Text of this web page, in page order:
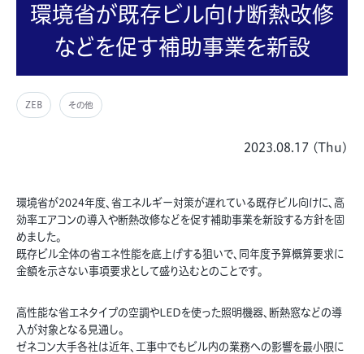
環境省が既存ビル向け断熱改修
などを促す補助事業を新設
ZEB その他
2023.08.17 (Thu)
環境省が2024年度、省エネルギー対策が遅れている既存ビル向けに、高
効率エアコンの導入や断熱改修などを促す補助事業を新設する方針を固
めました。
既存ビル全体の省エネ性能を底上げする狙いで、同年度予算概算要求に
金額を示さない事項要求として盛り込むとのことです。
高性能な省エネタイプの空調やLEDを使った照明機器、断熱窓などの導
入が対象となる見通し。
ゼネコン大手各社は近年、工事中でもビル内の業務への影響を最小限に